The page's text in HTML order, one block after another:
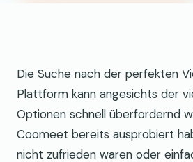
Die Suche nach der perfekten
Plattform kann angesichts der
Optionen schnell überfordernd
Coomeet bereits ausprobiert
nicht zufrieden waren oder